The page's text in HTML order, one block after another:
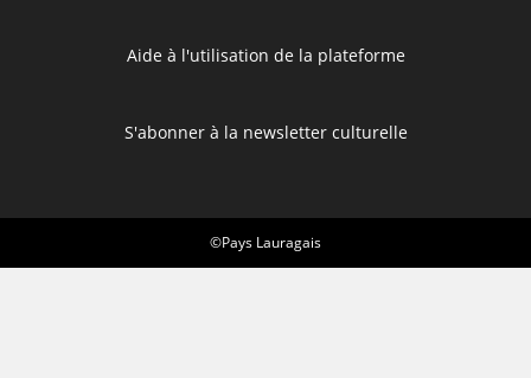
Aide à l'utilisation de la plateforme
S'abonner à la newsletter culturelle
©Pays Lauragais